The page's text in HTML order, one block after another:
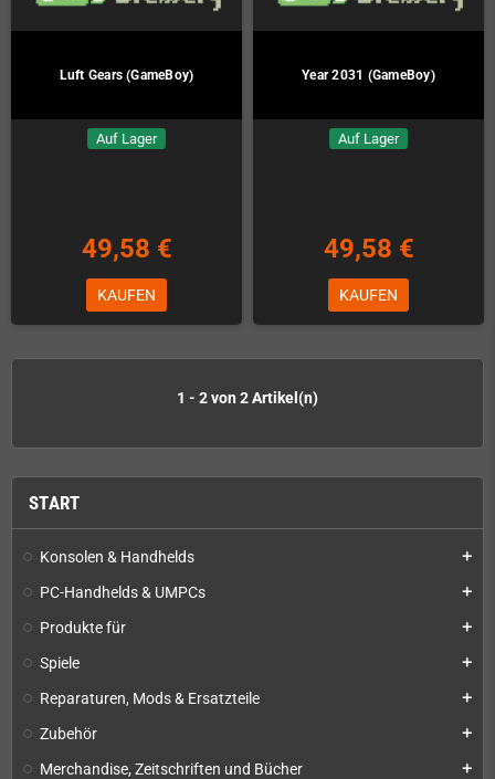
START
Konsolen & Handhelds add
PC-Handhelds & UMPCs add
Produkte für add
Spiele add
Reparaturen, Mods & Ersatzteile add
Zubehör add
Merchandise, Zeitschriften und Bücher add
Luft Gears (GameBoy)
Auf Lager
49,58 €
KAUFEN
Year 2031 (GameBoy)
Auf Lager
49,58 €
KAUFEN
1 - 2 von 2 Artikel(n)